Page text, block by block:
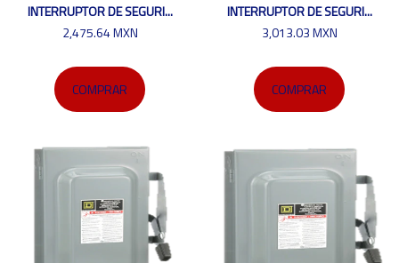
INTERRUPTOR DE SEGURI...
2,475.64 MXN
COMPRAR
INTERRUPTOR DE SEGURI...
3,013.03 MXN
COMPRAR